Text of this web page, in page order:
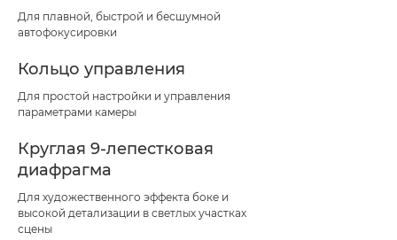
Для плавной, быстрой и бесшумной
автофокусировки
Кольцо управления
Для простой настройки и управления
параметрами камеры
Круглая 9-лепестковая
диафрагма
Для художественного эффекта боке и
высокой детализации в светлых участках
сцены